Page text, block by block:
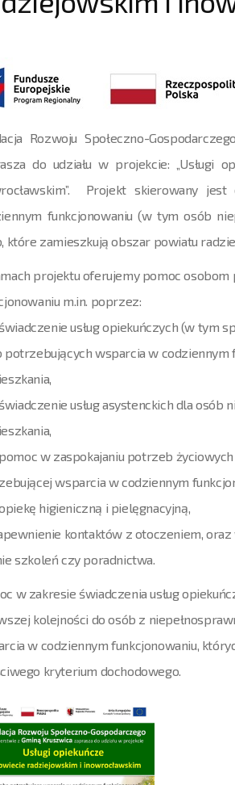
Rozwoju Społeczno-
do udziału w projekcie: „Usługi
Projekt skierowany
funkcjonowaniu (w tym osób
które zamieszkują obszar powiatu
projektu oferujemy pomoc
m.in. poprzez:
usług opiekuńczych (w tym
potrzebujących wsparcia w codziennym
usług asystenckich dla osób
w zaspokajaniu potrzeb życiowych
wsparcia w codziennym
higieniczną i pielęgnacyjną,
kontaktów z otoczeniem,
szkoleń czy poradnictwa.
w zakresie świadczenia usług
kolejności do osób z
w codziennym funkcjonowaniu,
kryterium dochodowego.